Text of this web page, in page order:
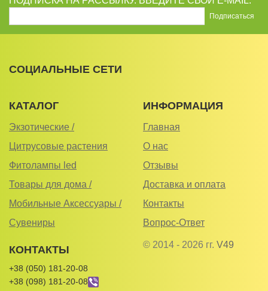
СОЦИАЛЬНЫЕ СЕТИ
КАТАЛОГ
Экзотические /
Цитрусовые растения
Фитолампы led
Товары для дома /
Мобильные Аксессуары /
Сувениры
ИНФОРМАЦИЯ
Главная
О нас
Отзывы
Доставка и оплата
Контакты
Вопрос-Ответ
КОНТАКТЫ
+38 (050) 181-20-08
+38 (098) 181-20-08
© 2014 - 2026 гг. V49